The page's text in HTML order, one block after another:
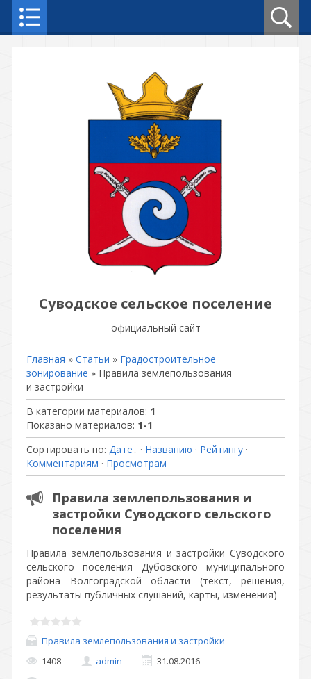
Суводское сельское поселение
официальный сайт
Главная » Статьи » Градостроительное
зонирование » Правила землепользования
и застройки
В категории материалов: 1
Показано материалов: 1-1
Сортировать по: Дате · Названию · Рейтингу ·
Комментариям · Просмотрам
Правила землепользования и
застройки Суводского сельского
поселения
Правила землепользования и застройки Суводского
сельского поселения Дубовского муниципального
района Волгоградской области (текст, решения,
результаты публичных слушаний, карты, изменения)
Правила землепользования и застройки
1408
admin
31.08.2016